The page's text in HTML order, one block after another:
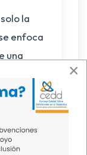
la
enfoca
una
de
la
el de
×